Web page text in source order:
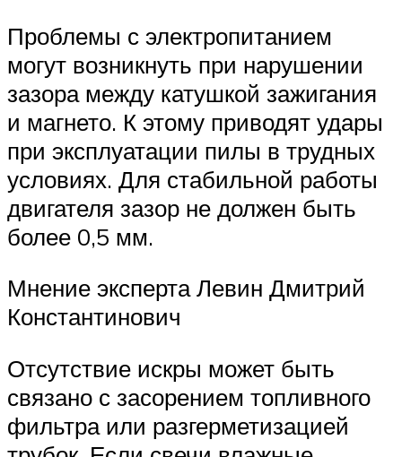
Проблемы с электропитанием
могут возникнуть при нарушении
зазора между катушкой зажигания
и магнето. К этому приводят удары
при эксплуатации пилы в трудных
условиях. Для стабильной работы
двигателя зазор не должен быть
более 0,5 мм.
Мнение эксперта Левин Дмитрий
Константинович
Отсутствие искры может быть
связано с засорением топливного
фильтра или разгерметизацией